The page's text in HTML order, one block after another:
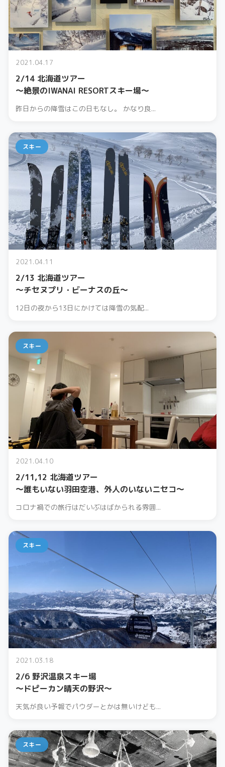
2021.04.17
2/14 北海道ツアー
〜絶景のIWANAI RESORTスキー場〜
昨日からの降雪はこの日もなし。 かなり良...
スキー
2021.04.11
2/13 北海道ツアー
〜チセヌプリ・ビーナスの丘〜
12日の夜から13日にかけては降雪の気配...
スキー
2021.04.10
2/11,12 北海道ツアー
〜誰もいない羽田空港、外人のいないニセコ〜
コロナ禍での旅行はだいぶはばかられる雰囲...
スキー
2021.03.18
2/6 野沢温泉スキー場
〜ドピーカン晴天の野沢〜
天気が良い予報でパウダーとかは無いけども...
スキー